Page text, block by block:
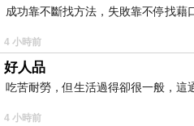
成功靠不斷找方法，失敗靠不停找藉
4 小時前
好人品
吃苦耐勞，但生活過得卻很一般，這
4 小時前